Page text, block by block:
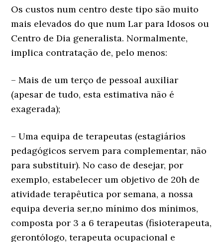
Os custos num centro deste tipo são muito
mais elevados do que num Lar para Idosos ou
Centro de Dia generalista. Normalmente,
implica contratação de, pelo menos:
– Mais de um terço de pessoal auxiliar
(apesar de tudo, esta estimativa não é
exagerada);
– Uma equipa de terapeutas (estagiários
pedagógicos servem para complementar, não
para substituir). No caso de desejar, por
exemplo, estabelecer um objetivo de 20h de
atividade terapêutica por semana, a nossa
equipa deveria ser,no mínimo dos mínimos,
composta por 3 a 6 terapeutas (fisioterapeuta,
gerontólogo, terapeuta ocupacional e